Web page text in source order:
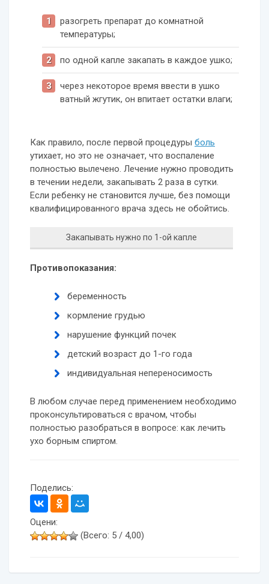
разогреть препарат до комнатной
температуры;
по одной капле закапать в каждое ушко;
через некоторое время ввести в ушко
ватный жгутик, он впитает остатки влаги;
Как правило, после первой процедуры боль
утихает, но это не означает, что воспаление
полностью вылечено. Лечение нужно проводить
в течении недели, закапывать 2 раза в сутки.
Если ребенку не становится лучше, без помощи
квалифицированного врача здесь не обойтись.
Закапывать нужно по 1-ой капле
Противопоказания:
беременность
кормление грудью
нарушение функций почек
детский возраст до 1-го года
индивидуальная непереносимость
В любом случае перед применением необходимо
проконсультироваться с врачом, чтобы
полностью разобраться в вопросе: как лечить
ухо борным спиртом.
Поделись:
Оцени:
(Всего: 5 / 4,00)